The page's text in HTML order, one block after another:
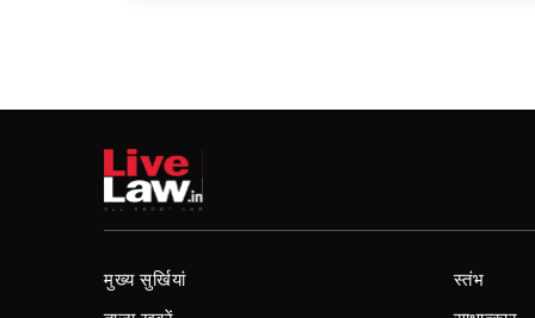
मुख्य सुर्खियां स्तंभ